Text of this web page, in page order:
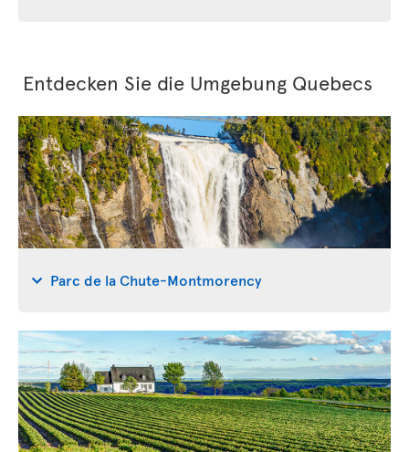
Entdecken Sie die Umgebung Quebecs
Parc de la Chute-Montmorency